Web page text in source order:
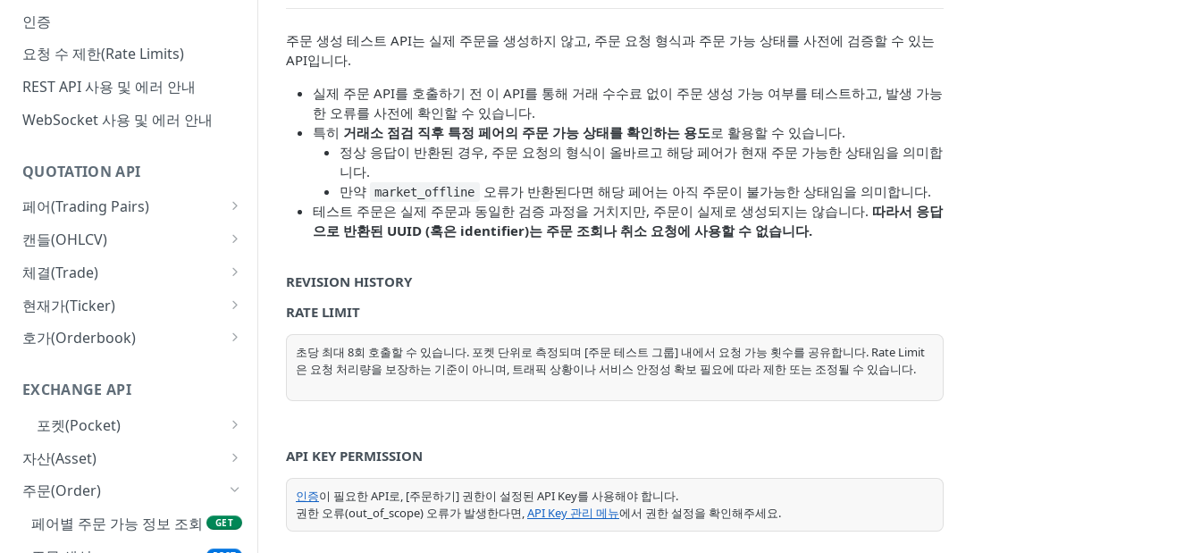
인증
요청 수 제한(Rate Limits)
REST API 사용 및 에러 안내
WebSocket 사용 및 에러 안내
QUOTATION API
페어(Trading Pairs)
페어 목록 조회
캔들(OHLCV)
초(Second) 캔들 조회
분(Minute) 캔들 조회
일(Day) 캔들 조회
월(Month) 캔들 조회
연(Year) 캔들 조회 GET
체결(Trade)
페어 체결 이력 조회
현재가(Ticker)
페어 단위 현재가 조회
호가(Orderbook)
호가 정책 조회
EXCHANGE API
포켓(Pocket)
포켓 정보 조회
포켓별 API Key 목록 조회
서브포켓 잔고 조회 GET
POST
자산(Asset)
포켓 잔고 조회
주문(Order)
페어별 주문 가능 정보 조회
GET
주문 생성 테스트 API는 실제 주문을 생성하지 않고, 주문 요청 형식과 주문 가능 상태를 사전에 검증할 수 있는
API입니다.
실제 주문 API를 호출하기 전 이 API를 통해 거래 수수료 없이 주문 생성 가능 여부를 테스트하고, 발생 가능
한 오류를 사전에 확인할 수 있습니다.
특히 거래소 점검 직후 특정 페어의 주문 가능 상태를 확인하는 용도로 활용할 수 있습니다.
정상 응답이 반환된 경우, 주문 요청의 형식이 올바르고 해당 페어가 현재 주문 가능한 상태임을 의미합
니다.
만약 market_offline
오류가 반환된다면 해당 페어는 아직 주문이 불가능한 상태임을 의미합니다.
테스트 주문은 실제 주문과 동일한 검증 과정을 거치지만, 주문이 실제로 생성되지는 않습니다. 따라서 응답
으로 반환된 UUID (혹은 identifier)는 주문 조회나 취소 요청에 사용할 수 없습니다.
REVISION HISTORY
RATE LIMIT
초당 최대 8회 호출할 수 있습니다. 포켓 단위로 측정되며 [주문 테스트 그룹] 내에서 요청 가능 횟수를 공유합니다. Rate Limit
은 요청 처리량을 보장하는 기준이 아니며, 트래픽 상황이나 서비스 안정성 확보 필요에 따라 제한 또는 조정될 수 있습니다.
API KEY PERMISSION
인증이 필요한 API로, [주문하기] 권한이 설정된 API Key를 사용해야 합니다.
권한 오류(out_of_scope) 오류가 발생한다면,API Key 관리 메뉴에서 권한 설정을 확인해주세요.